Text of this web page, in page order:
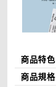
商品特色
商品規格